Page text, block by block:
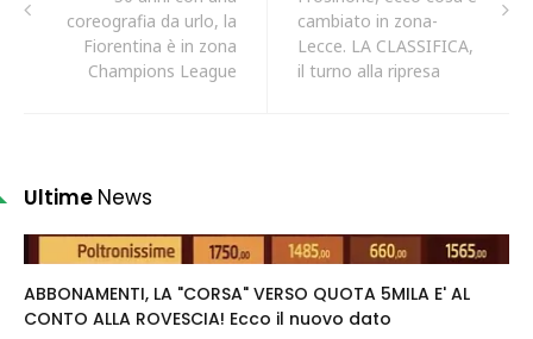
coreografia da urlo, la
Fiorentina è in zona
Champions League
cambiato in zona-
Lecce. LA CLASSIFICA,
il turno alla ripresa
Ultime News
ABBONAMENTI, LA "CORSA" VERSO QUOTA 5MILA E' AL
CONTO ALLA ROVESCIA! Ecco il nuovo dato